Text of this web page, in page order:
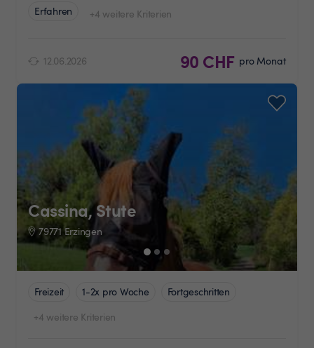
Erfahren
+4 weitere Kriterien
12.06.2026 90 CHF pro Monat
Cassina, Stute
79771 Erzingen
Freizeit 1-2x pro Woche
Fortgeschritten
+4 weitere Kriterien